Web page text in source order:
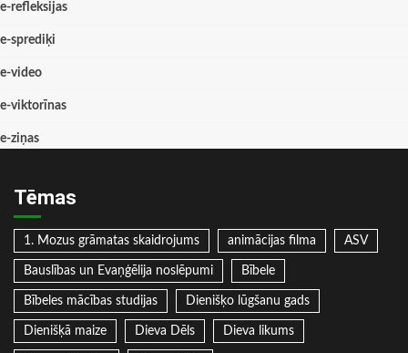
e-refleksijas
e-sprediķi
e-video
e-viktorīnas
e-ziņas
Tēmas
1. Mozus grāmatas skaidrojums animācijas filma ASV
Bauslības un Evaņģēlija noslēpumi Bībele
Bībeles mācības studijas Dienišķo lūgšanu gads
Dienišķā maize Dieva Dēls Dieva likums